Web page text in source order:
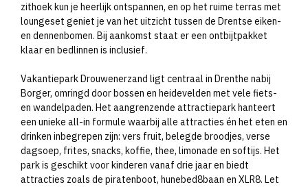
zithoek kun je heerlijk ontspannen, en op het ruime terras met
loungeset geniet je van het uitzicht tussen de Drentse eiken-
en dennenbomen. Bij aankomst staat er een ontbijtpakket
klaar en bedlinnen is inclusief.
Vakantiepark Drouwenerzand ligt centraal in Drenthe nabij
Borger, omringd door bossen en heidevelden met vele fiets-
en wandelpaden. Het aangrenzende attractiepark hanteert
een unieke all-in formule waarbij alle attracties én het eten en
drinken inbegrepen zijn: vers fruit, belegde broodjes, verse
dagsoep, frites, snacks, koffie, thee, limonade en softijs. Het
park is geschikt voor kinderen vanaf drie jaar en biedt
attracties zoals de piratenboot, hunebed8baan en XLR8. Let